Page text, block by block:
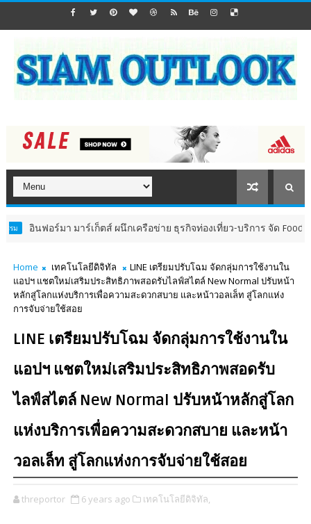
อร์มา มาร์เก็ตส์ ผนึกเครือข่าย ธุรกิจท่องเที่ยว-บริการ จัด Food &
Home เทคโนโลยีดิจิทัล
LINE เตรียมปรับโฉม จัดกลุ่มการใช้งานใน
แอปฯ แชตใหม่เสริมประสิทธิภาพสอดรับไลฟ์สไตล์ New Normal ปรับหน้า
หลักสู่โลกแห่งบริการเพื่อความสะดวกสบาย และหน้าวอลเล็ท สู่โลกแห่ง
การจับจ่ายใช้สอย
LINE เตรียมปรับโฉม จัดกลุ่มการใช้งานใน
แอปฯ แชตใหม่เสริมประสิทธิภาพสอดรับ
ไลฟ์สไตล์ New Normal ปรับหน้าหลักสู่โลก
แห่งบริการเพื่อความสะดวกสบาย และหน้า
วอลเล็ท สู่โลกแห่งการจับจ่ายใช้สอย
threportor 6 years ago เทคโนโลยีดิจิทัล,